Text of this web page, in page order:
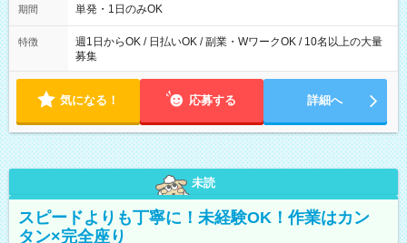
期間 単発・1日のみOK
特徴
週1日からOK / 日払いOK / 副業・WワークOK / 10名以上の大量
募集
気になる！ 応募する 詳細へ
未読
スピードよりも丁寧に！未経験OK！作業はカン
タン×完全座り